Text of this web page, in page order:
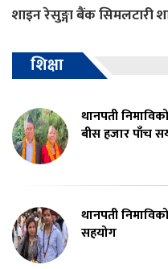
शाइन रेसुङ्गा बैंक सिमलटारी
शिक्षा
थानपती
बीस हजार पाँच
थानपती
सहयोग